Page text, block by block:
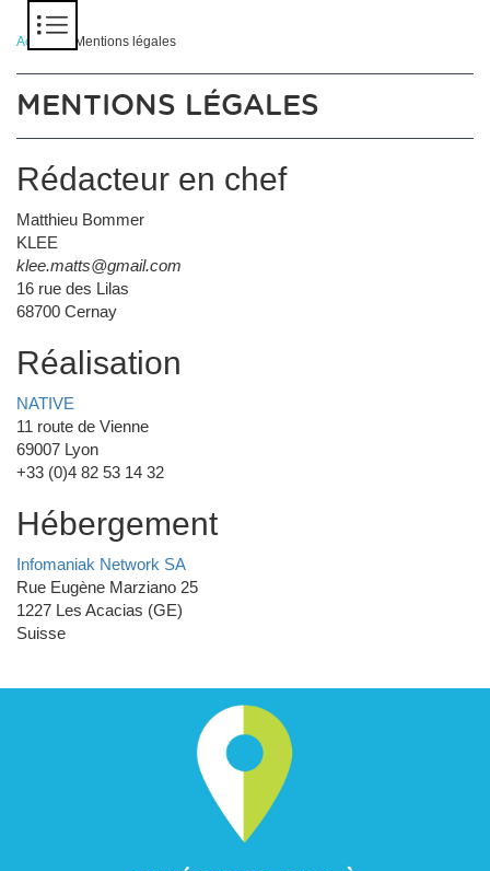
Accueil > Mentions légales
MENTIONS LÉGALES
Rédacteur en chef
Matthieu Bommer
KLEE
klee.matts@gmail.com
16 rue des Lilas
68700 Cernay
Réalisation
NATIVE
11 route de Vienne
69007 Lyon
+33 (0)4 82 53 14 32
Hébergement
Infomaniak Network SA
Rue Eugène Marziano 25
1227 Les Acacias (GE)
Suisse